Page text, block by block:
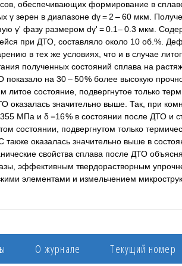
обеспечивающих формирование в
γ зерен в диапазоне dγ = 2 – 60 мкм.
γ' фазу размером dγ' = 0.1– 0.3 мкм.
при ДТО, составляло около 10 об.%.
в тех же условиях, что и в случае
полученных состояний сплава на
на 30 – 50 % более высокую
состояние, подвергнутое только
оказалась значительно выше. Так, при
МПа и δ =16 % в состоянии после ДТО и
состоянии, подвергнутом только
также оказалась значительно выше в
свойства сплава после ДТО
эффективным твердорастворным
элементами и измельчением
О журнале Текущий номер